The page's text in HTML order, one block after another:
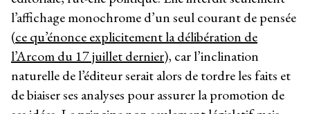
l’affichage monochrome d’un seul courant de pensée
(ce qu’énonce explicitement la délibération de
l’Arcom du 17 juillet dernier), car l’inclination
naturelle de l’éditeur serait alors de tordre les faits et
de biaiser ses analyses pour assurer la promotion de